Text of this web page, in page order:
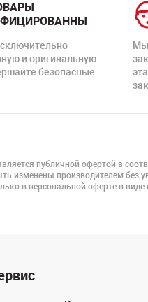
и оригинальную
безопасные
Мы
публичной офертой в
изменены производителем
в персональной оферте в виде